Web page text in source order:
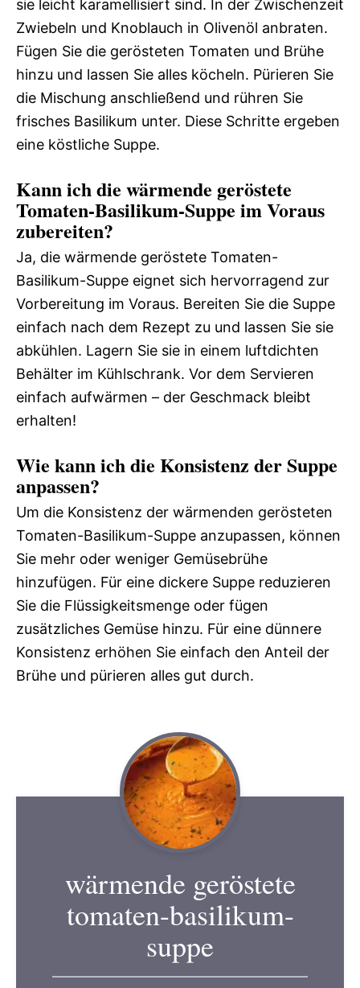
sie leicht karamellisiert sind. In der Zwischenzeit
Zwiebeln und Knoblauch in Olivenöl anbraten.
Fügen Sie die gerösteten Tomaten und Brühe
hinzu und lassen Sie alles köcheln. Pürieren Sie
die Mischung anschließend und rühren Sie
frisches Basilikum unter. Diese Schritte ergeben
eine köstliche Suppe.
Kann ich die wärmende geröstete
Tomaten-Basilikum-Suppe im Voraus
zubereiten?
Ja, die wärmende geröstete Tomaten-
Basilikum-Suppe eignet sich hervorragend zur
Vorbereitung im Voraus. Bereiten Sie die Suppe
einfach nach dem Rezept zu und lassen Sie sie
abkühlen. Lagern Sie sie in einem luftdichten
Behälter im Kühlschrank. Vor dem Servieren
einfach aufwärmen – der Geschmack bleibt
erhalten!
Wie kann ich die Konsistenz der Suppe
anpassen?
Um die Konsistenz der wärmenden gerösteten
Tomaten-Basilikum-Suppe anzupassen, können
Sie mehr oder weniger Gemüsebrühe
hinzufügen. Für eine dickere Suppe reduzieren
Sie die Flüssigkeitsmenge oder fügen
zusätzliches Gemüse hinzu. Für eine dünnere
Konsistenz erhöhen Sie einfach den Anteil der
Brühe und pürieren alles gut durch.
wärmende geröstete
tomaten-basilikum-
suppe